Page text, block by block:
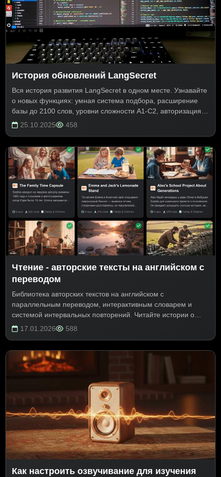
История обновлений LangSecret
Вся история развития LangSecret в одном месте. Узнавайте
о новых функциях: умная система подбора, расширение
базы до 2100 слов, уровни сложности A1-C2, авторизация
через Google. Следите за улучшениями и будущими
25.10.2025 458
Чтение - авторские тексты на английском с
переводом
Библиотека авторских текстов на английском с
параллельным переводом, интерактивным словарем и
системой интервальных повторений. Читайте истории о
семье Williams из Лондона, добавляйте новые слова одним
17.01.2026 588
Как настроить озвучивание для изучения